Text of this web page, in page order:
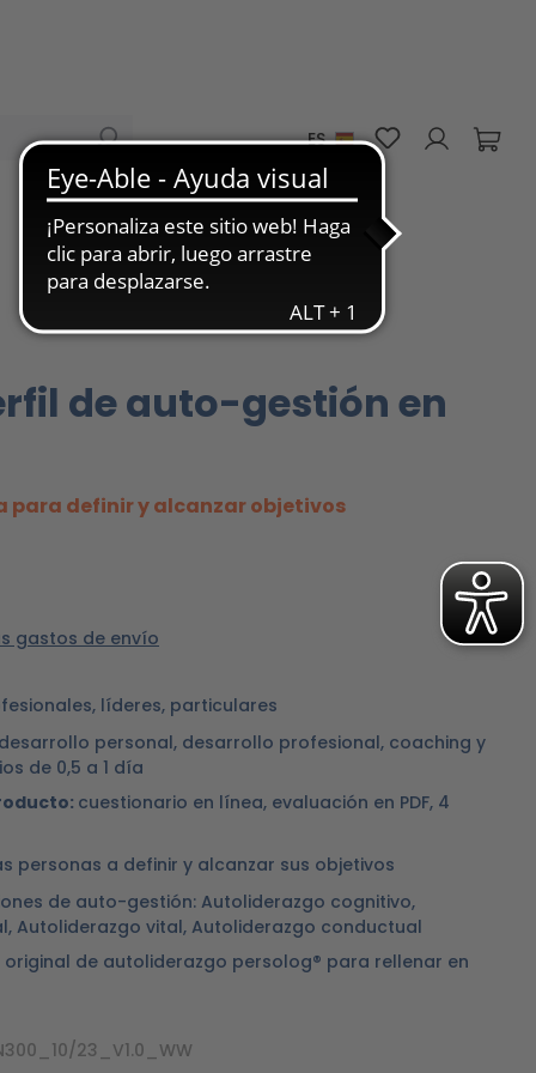
ES Tienes 0
de auto-gestión en
para definir y alcanzar objetivos
gastos de envío
líderes, particulares
desarrollo personal, desarrollo profesional, coaching y
de 0,5 a 1 día
cuestionario en línea, evaluación en PDF, 4
personas a definir y alcanzar sus objetivos
de auto-gestión: Autoliderazgo cognitivo,
Autoliderazgo vital, Autoliderazgo conductual
de autoliderazgo persolog® para rellenar en
23_V1.0_WW